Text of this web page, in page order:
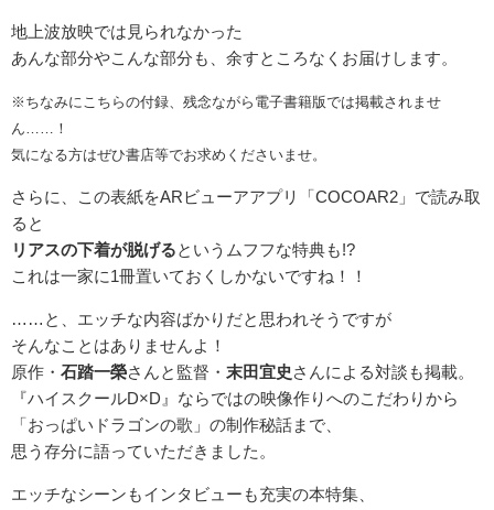
地上波放映では見られなかった
あんな部分やこんな部分も、余すところなくお届けします。
※ちなみにこちらの付録、残念ながら電子書籍版では掲載されませ
ん……！
気になる方はぜひ書店等でお求めくださいませ。
さらに、この表紙をARビューアアプリ「COCOAR2」で読み取
ると
リアスの下着が脱げるというムフフな特典も!?
これは一家に1冊置いておくしかないですね！！
……と、エッチな内容ばかりだと思われそうですが
そんなことはありませんよ！
原作・ 石踏一榮さんと監督・ 末田宜史 さんによる対談も掲載。
『ハイスクールD×D』ならではの映像作りへのこだわりから
「おっぱいドラゴンの歌」の制作秘話まで、
思う存分に語っていただきました。
エッチなシーンもインタビューも充実の本特集、